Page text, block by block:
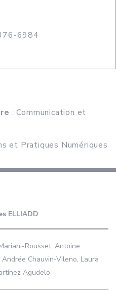
6984
: Communication et
et Pratiques Numériques
ELLIADD
Rousset, Antoine
Andrée Chauvin-Vileno, Laura
Agudelo